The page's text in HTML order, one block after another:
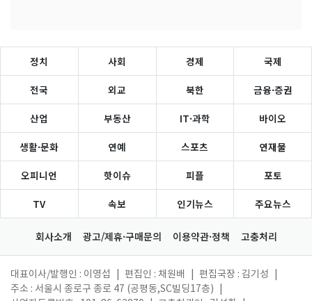
정치 사회 경제 국제
전국 외교 북한 금융·증권
산업 부동산 IT·과학 바이오
생활·문화 연예 스포츠 연재물
오피니언 핫이슈 피플 포토
TV 속보 인기뉴스 주요뉴스
회사소개 광고/제휴·구매문의 이용약관·정책 고충처리
대표이사/발행인 : 이영섭 편집인 : 채원배 편집국장 : 김기성
주소 : 서울시 종로구 종로 47 (공평동,SC빌딩17층)